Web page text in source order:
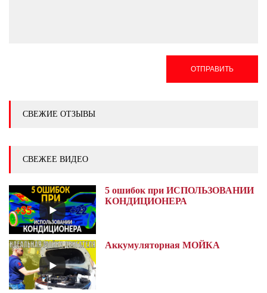
ОТПРАВИТЬ
СВЕЖИЕ ОТЗЫВЫ
СВЕЖЕЕ ВИДЕО
5 ошибок при ИСПОЛЬЗОВАНИИ
КОНДИЦИОНЕРА
Аккумуляторная МОЙКА